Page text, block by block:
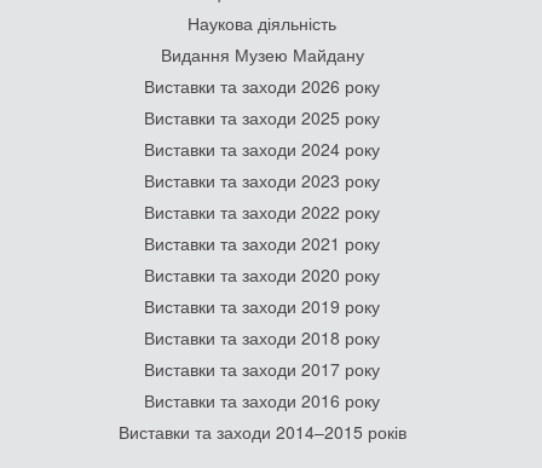
Наукова діяльність
Видання Музею Майдану
Виставки та заходи 2026 року
Виставки та заходи 2025 року
Виставки та заходи 2024 року
Виставки та заходи 2023 року
Виставки та заходи 2022 року
Виставки та заходи 2021 року
Виставки та заходи 2020 року
Виставки та заходи 2019 року
Виставки та заходи 2018 року
Виставки та заходи 2017 року
Виставки та заходи 2016 року
Виставки та заходи 2014–2015 років